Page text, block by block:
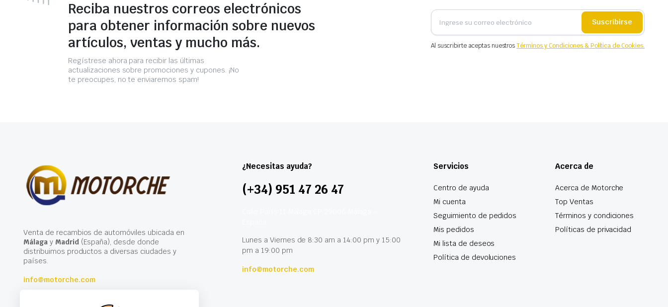
Reciba nuestros correos electrónicos
para obtener información sobre nuevos
artículos, ventas y mucho más.
Regístrese ahora para recibir las últimas
actualizaciones sobre promociones y cupones. ¡No
te preocupes, no te enviaremos spam!
Suscribirse
Al suscribirte aceptas nuestrosTérminos y Condiciones & Política de Cookies.
Venta de recambios de automóviles ubicada en
Málagay Madrid(España), desde donde
distribuimos productos a diversas ciudades y
países.
info@motorche.com
¿Necesitas ayuda?
(+34) 951 47 26 47
Lunes a Viernes de 8:30 am a 14:00 pm y 15:00
pm a 19:00 pm
info@motorche.com
Servicios
Centro de ayuda
Mi cuenta
Seguimiento de pedidos
Mis pedidos
Mi lista de deseos
Política de devoluciones
Acerca de
Acerca de Motorche
Top Ventas
Términos y condiciones
Políticas de privacidad